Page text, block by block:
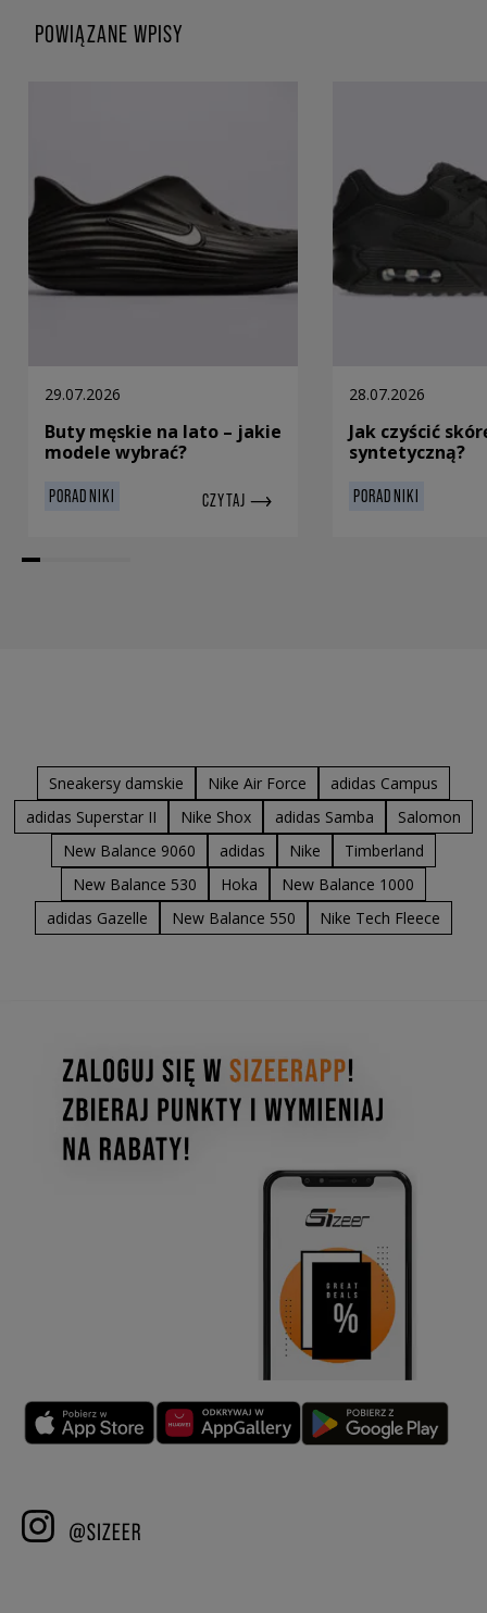
POWIĄZANE WPISY
29.07.2026
Buty męskie na lato – jakie
modele wybrać?
PORADNIKI CZYTAJ
28.07.2026
Jak czyścić
syntetyczną?
PORADNIKI
Sneakersy damskie Nike Air Force
adidas Campus
adidas Superstar II
Nike Shox adidas Samba
Salomon
New Balance 9060
adidas Nike
Timberland
New Balance 530
Hoka
New Balance 1000
adidas Gazelle
New Balance 550 Nike Tech Fleece